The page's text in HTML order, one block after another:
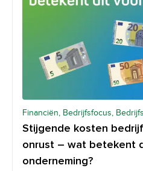
Financiën, Bedrijfsfocus,
Stijgende kosten
onrust – wat betekent
onderneming?